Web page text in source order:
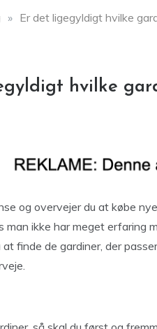
» Er det ligegyldigt hvilke
hvilke
og overvejer du at købe
man ikke har meget erfaring
at finde de gardiner, der